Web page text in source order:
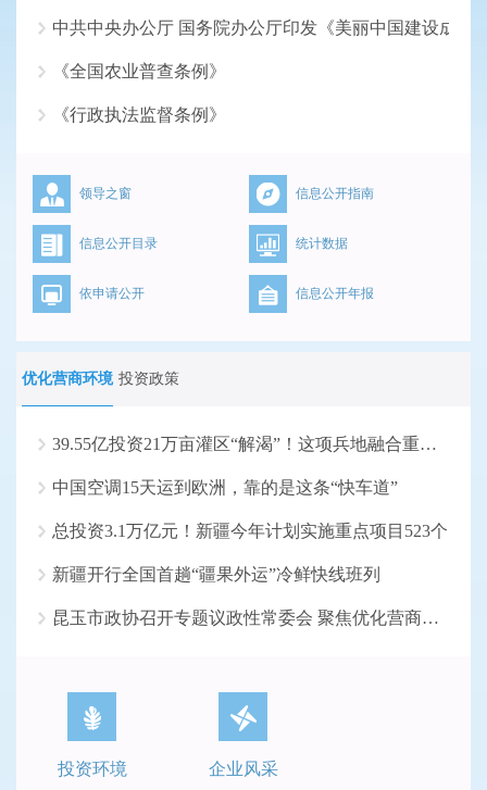
中共中央办公厅 国务院办公厅印发《美丽中国建设成效
《全国农业普查条例》
《行政执法监督条例》
领导之窗 信息公开指南
信息公开目录 统计数据
依申请公开 信息公开年报
优化营商环境 投资政策
39.55亿投资21万亩灌区“解渴”！这项兵地融合重大水...
中国空调15天运到欧洲，靠的是这条“快车道”
总投资3.1万亿元！新疆今年计划实施重点项目523个
新疆开行全国首趟“疆果外运”冷鲜快线班列
昆玉市政协召开专题议政性常委会 聚焦优化营商环境
投资环境 企业风采